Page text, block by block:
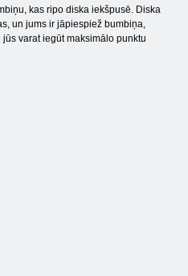
kas ripo diska iekšpusē. Diska
un jums ir jāpiespiež bumbiņa,
varat iegūt maksimālo punktu